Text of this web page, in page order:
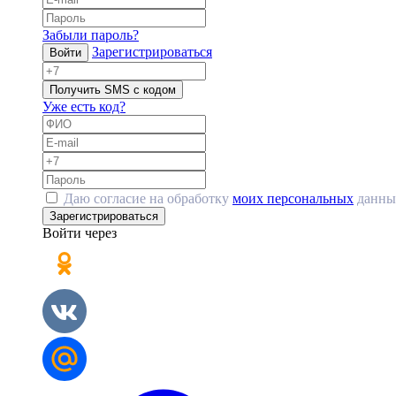
Забыли пароль?
Войти Зарегистрироваться
Получить SMS с кодом
Уже есть код?
Даю согласие на обработку моих персональных
Зарегистрироваться
Войти через